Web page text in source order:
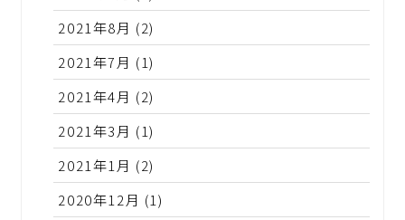
2021年8月 (2)
2021年7月 (1)
2021年4月 (2)
2021年3月 (1)
2021年1月 (2)
2020年12月 (1)